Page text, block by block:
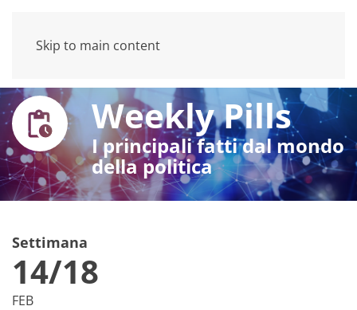
Skip to main content
Weekly Pills
I principali fatti dal mondo
della politica
Settimana
14/18
FEB